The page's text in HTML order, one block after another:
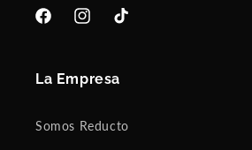
FacebookInstagramTikTok
La Empresa
Somos Reducto